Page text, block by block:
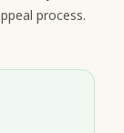
process.